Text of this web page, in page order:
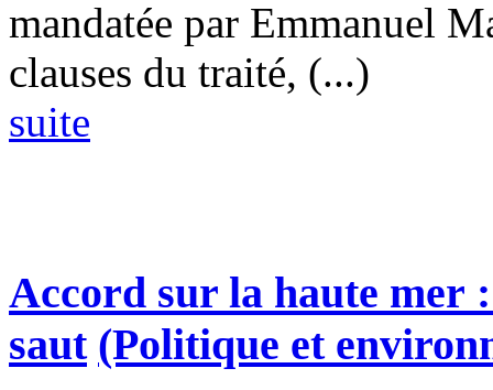
mandatée par Emmanuel
clauses du traité, (...)
suite
Accord sur la haute mer
saut (Politique et